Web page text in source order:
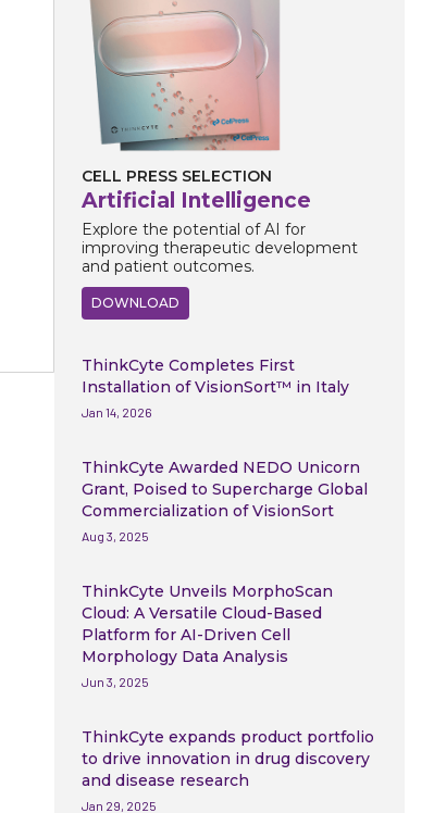
CELL PRESS SELECTION
Artificial Intelligence
Explore the potential of AI for
improving therapeutic development
and patient outcomes.
DOWNLOAD
ThinkCyte Completes First
Installation of VisionSort™ in Italy
Jan 14, 2026
ThinkCyte Awarded NEDO Unicorn
Grant, Poised to Supercharge Global
Commercialization of VisionSort
Aug 3, 2025
ThinkCyte Unveils MorphoScan
Cloud: A Versatile Cloud-Based
Platform for AI-Driven Cell
Morphology Data Analysis
Jun 3, 2025
ThinkCyte expands product portfolio
to drive innovation in drug discovery
and disease research
Jan 29, 2025